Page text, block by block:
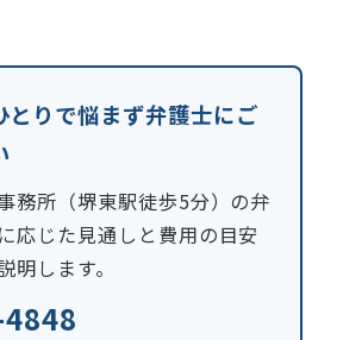
とりで悩まず弁護士にご
務所（堺東駅徒歩5分）の弁
応じた見通しと費用の目安
明します。